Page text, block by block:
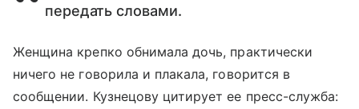
передать словами.
Женщина крепко обнимала дочь, практически
ничего не говорила и плакала, говорится в
сообщении. Кузнецову цитирует ее пресс-служба: